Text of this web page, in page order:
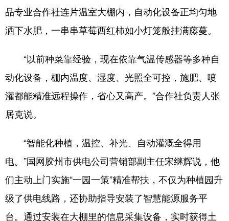
品专业合作社连片温室大棚内，自动化设备正均匀地
洒下水肥，一串串草莓西红柿如小灯笼般挂满藤蔓。
“以前种菜靠经验，现在依靠气温传感器等多种自
动化设备，棚内温度、湿度、光照全可控，施肥、喷
灌都能精准远程操作，省心又高产。”合作社负责人张
居克说。
“智能化种植，温控、补光、自动灌溉全得用
电。”国网胶州市供电公司营销部副主任宋继辉说，他
们主动上门实施“一园一策”精准帮扶，不仅为种植园升
级了供电线路，还协助指导安装了智慧能源服务平
台。通过安装在大棚里的信息采集设备，实时获得土